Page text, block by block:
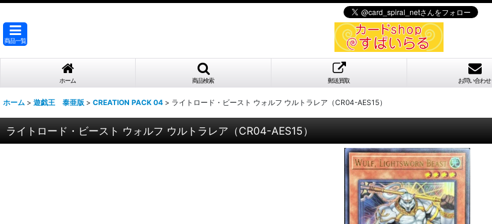
商品一覧
ホーム 商品検索 郵送買取 お問い合わせ
ホーム > 遊戯王 泰亜版 > CREATION PACK 04 > ライトロード・ビースト ウォルフ ウルトラレア（CR04-AES15）
ライトロード・ビースト ウォルフ ウルトラレア（CR04-AES15）